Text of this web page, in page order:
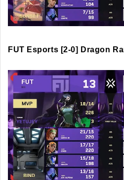
FUT Esports [2-0] Dragon